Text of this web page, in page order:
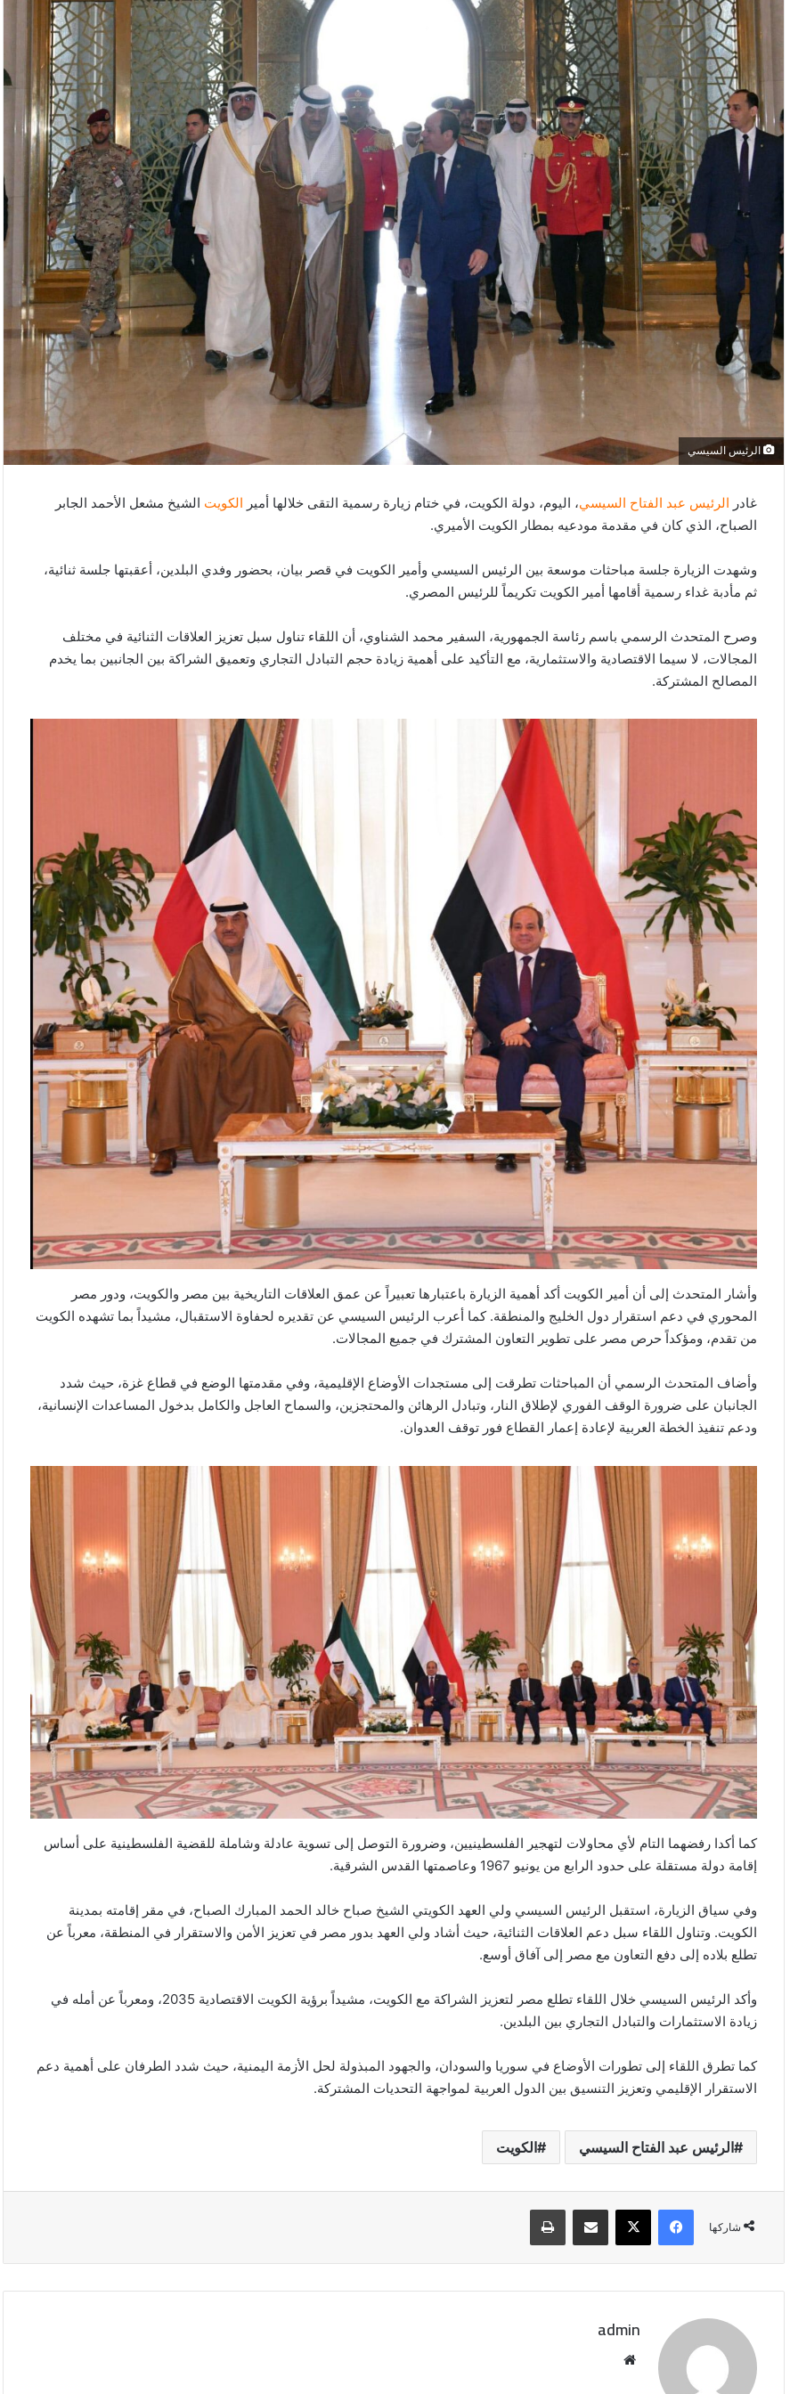
الرئيس السيسي
غادر الرئيس عبد الفتاح السيسي، اليوم، دولة الكويت، في ختام زيارة رسمية التقى خلالها أمير الكويت الشيخ مشعل الأحمد الجابر
الصباح، الذي كان في مقدمة مودعيه بمطار الكويت الأميري.
وشهدت الزيارة جلسة مباحثات موسعة بين الرئيس السيسي وأمير الكويت في قصر بيان، بحضور وفدي البلدين، أعقبتها جلسة ثنائية،
ثم مأدبة غداء رسمية أقامها أمير الكويت تكريماً للرئيس المصري.
وصرح المتحدث الرسمي باسم رئاسة الجمهورية، السفير محمد الشناوي، أن اللقاء تناول سبل تعزيز العلاقات الثنائية في مختلف
المجالات، لا سيما الاقتصادية والاستثمارية، مع التأكيد على أهمية زيادة حجم التبادل التجاري وتعميق الشراكة بين الجانبين بما يخدم
المصالح المشتركة.
وأشار المتحدث إلى أن أمير الكويت أكد أهمية الزيارة باعتبارها تعبيراً عن عمق العلاقات التاريخية بين مصر والكويت، ودور مصر
المحوري في دعم استقرار دول الخليج والمنطقة. كما أعرب الرئيس السيسي عن تقديره لحفاوة الاستقبال، مشيداً بما تشهده الكويت
من تقدم، ومؤكداً حرص مصر على تطوير التعاون المشترك في جميع المجالات.
وأضاف المتحدث الرسمي أن المباحثات تطرقت إلى مستجدات الأوضاع الإقليمية، وفي مقدمتها الوضع في قطاع غزة، حيث شدد
الجانبان على ضرورة الوقف الفوري لإطلاق النار، وتبادل الرهائن والمحتجزين، والسماح العاجل والكامل بدخول المساعدات الإنسانية،
ودعم تنفيذ الخطة العربية لإعادة إعمار القطاع فور توقف العدوان.
كما أكدا رفضهما التام لأي محاولات لتهجير الفلسطينيين، وضرورة التوصل إلى تسوية عادلة وشاملة للقضية الفلسطينية على أساس
إقامة دولة مستقلة على حدود الرابع من يونيو 1967 وعاصمتها القدس الشرقية.
وفي سياق الزيارة، استقبل الرئيس السيسي ولي العهد الكويتي الشيخ صباح خالد الحمد المبارك الصباح، في مقر إقامته بمدينة
الكويت. وتناول اللقاء سبل دعم العلاقات الثنائية، حيث أشاد ولي العهد بدور مصر في تعزيز الأمن والاستقرار في المنطقة، معرباً عن
تطلع بلاده إلى دفع التعاون مع مصر إلى آفاق أوسع.
وأكد الرئيس السيسي خلال اللقاء تطلع مصر لتعزيز الشراكة مع الكويت، مشيداً برؤية الكويت الاقتصادية 2035، ومعرباً عن أمله في
زيادة الاستثمارات والتبادل التجاري بين البلدين.
كما تطرق اللقاء إلى تطورات الأوضاع في سوريا والسودان، والجهود المبذولة لحل الأزمة اليمنية، حيث شدد الطرفان على أهمية دعم
الاستقرار الإقليمي وتعزيز التنسيق بين الدول العربية لمواجهة التحديات المشتركة.
الرئيس عبد الفتاح السيسي الكويت
شاركها
فيسبوك ‫X مشاركة عبر البريد طباعة
admin
مع ممثل غزة تنفيذ خطة
استكمال المرحلة الأولى
الصين
تفرض
إجراءات
مضادة
كيانات
أمريكية
ردًا
على
العقوبات
الأمريكية
منذ 9 ساعات
الصين تفرض إجراءات مضادة على 6 كيانات
أمريكية ردًا على العقوبات الأمريكية
روسيا
تعلن
قصف
4
أوكرانية
في
ميكولايف
والبحر
الأسود
منذ يوم واحد
روسيا تعلن قصف 4 سفن أوكرانية في
ميكولايف والبحر الأسود